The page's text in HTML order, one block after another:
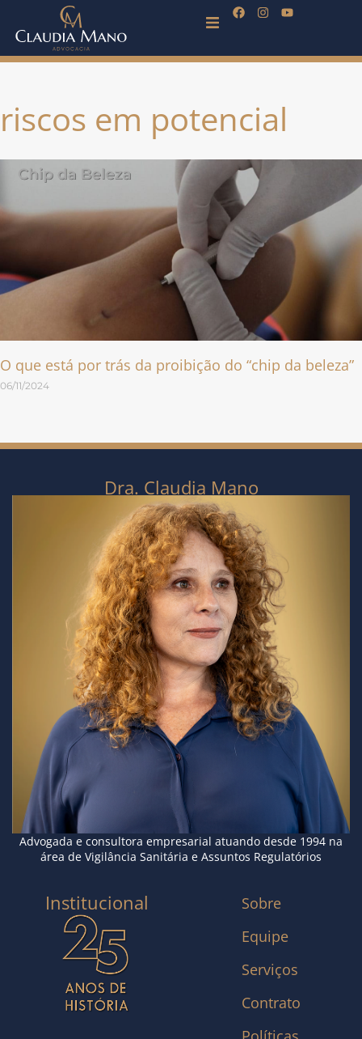
riscos em potencial
O que está por trás da proibição do “chip da beleza”
06/11/2024
Dra. Claudia Mano
Advogada e consultora empresarial atuando desde 1994 na
área de Vigilância Sanitária e Assuntos Regulatórios
Institucional
Sobre
Equipe
Serviços
Contrato